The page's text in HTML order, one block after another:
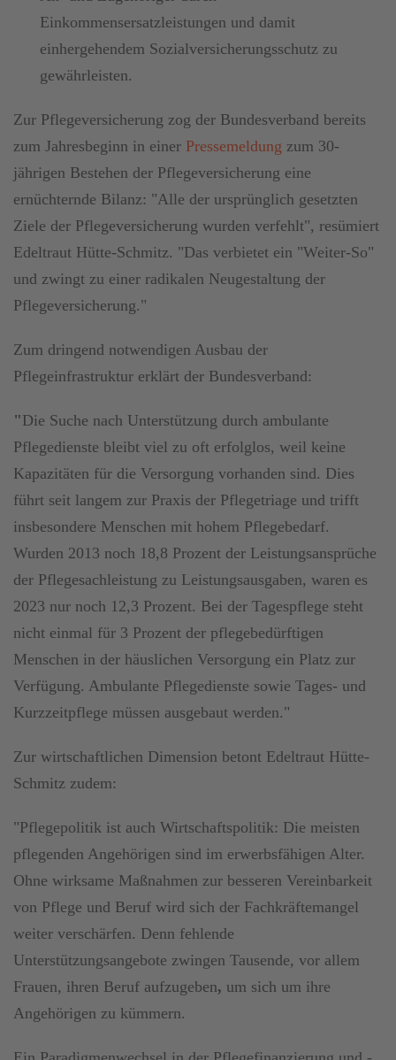
Einkommensersatzleistungen und damit
einhergehendem Sozialversicherungsschutz zu
gewährleisten.
Zur Pflegeversicherung zog der Bundesverband bereits
zum Jahresbeginn in einer Pressemeldung zum 30-
jährigen Bestehen der Pflegeversicherung eine
ernüchternde Bilanz: "Alle der ursprünglich gesetzten
Ziele der Pflegeversicherung wurden verfehlt", resümiert
Edeltraut Hütte-Schmitz. "Das verbietet ein "Weiter-So"
und zwingt zu einer radikalen Neugestaltung der
Pflegeversicherung."
Zum dringend notwendigen Ausbau der
Pflegeinfrastruktur erklärt der Bundesverband:
"Die Suche nach Unterstützung durch ambulante
Pflegedienste bleibt viel zu oft erfolglos, weil keine
Kapazitäten für die Versorgung vorhanden sind. Dies
führt seit langem zur Praxis der Pflegetriage und trifft
insbesondere Menschen mit hohem Pflegebedarf.
Wurden 2013 noch 18,8 Prozent der Leistungsansprüche
der Pflegesachleistung zu Leistungsausgaben, waren es
2023 nur noch 12,3 Prozent. Bei der Tagespflege steht
nicht einmal für 3 Prozent der pflegebedürftigen
Menschen in der häuslichen Versorgung ein Platz zur
Verfügung. Ambulante Pflegedienste sowie Tages- und
Kurzzeitpflege müssen ausgebaut werden."
Zur wirtschaftlichen Dimension betont Edeltraut Hütte-
Schmitz zudem:
"Pflegepolitik ist auch Wirtschaftspolitik: Die meisten
pflegenden Angehörigen sind im erwerbsfähigen Alter.
Ohne wirksame Maßnahmen zur besseren Vereinbarkeit
von Pflege und Beruf wird sich der Fachkräftemangel
weiter verschärfen. Denn fehlende
Unterstützungsangebote zwingen Tausende, vor allem
Frauen, ihren Beruf aufzugeben, um sich um ihre
Angehörigen zu kümmern.